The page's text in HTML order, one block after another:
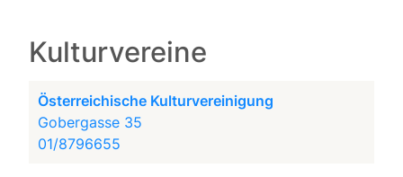
Kulturvereine
Österreichische Kulturvereinigung
Gobergasse 35
01/8796655